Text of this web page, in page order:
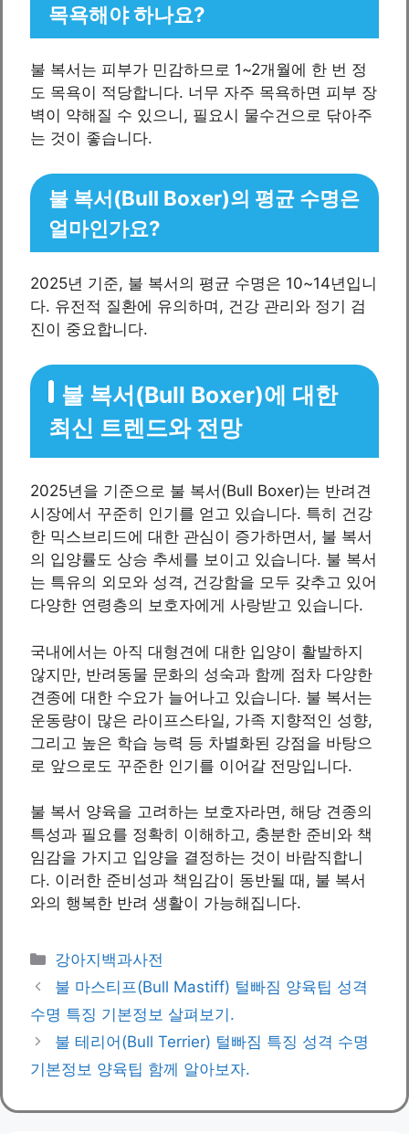
목욕해야 하나요?
불 복서는 피부가 민감하므로 1~2개월에 한 번 정
도 목욕이 적당합니다. 너무 자주 목욕하면 피부 장
벽이 약해질 수 있으니, 필요시 물수건으로 닦아주
는 것이 좋습니다.
불 복서(Bull Boxer)의 평균 수명은
얼마인가요?
2025년 기준, 불 복서의 평균 수명은 10~14년입니
다. 유전적 질환에 유의하며, 건강 관리와 정기 검
진이 중요합니다.
불 복서(Bull Boxer)에 대한
최신 트렌드와 전망
2025년을 기준으로 불 복서(Bull Boxer)는 반려견
시장에서 꾸준히 인기를 얻고 있습니다. 특히 건강
한 믹스브리드에 대한 관심이 증가하면서, 불 복서
의 입양률도 상승 추세를 보이고 있습니다. 불 복서
는 특유의 외모와 성격, 건강함을 모두 갖추고 있어
다양한 연령층의 보호자에게 사랑받고 있습니다.
국내에서는 아직 대형견에 대한 입양이 활발하지
않지만, 반려동물 문화의 성숙과 함께 점차 다양한
견종에 대한 수요가 늘어나고 있습니다. 불 복서는
운동량이 많은 라이프스타일, 가족 지향적인 성향,
그리고 높은 학습 능력 등 차별화된 강점을 바탕으
로 앞으로도 꾸준한 인기를 이어갈 전망입니다.
불 복서 양육을 고려하는 보호자라면, 해당 견종의
특성과 필요를 정확히 이해하고, 충분한 준비와 책
임감을 가지고 입양을 결정하는 것이 바람직합니
다. 이러한 준비성과 책임감이 동반될 때, 불 복서
와의 행복한 반려 생활이 가능해집니다.
카
테
리
강아지백과사전
불 마스티프(Bull Mastiff) 털빠짐 양육팁 성격
수명 특징 기본정보 살펴보기.
불 테리어(Bull Terrier) 털빠짐 특징 성격 수명
기본정보 양육팁 함께 알아보자.